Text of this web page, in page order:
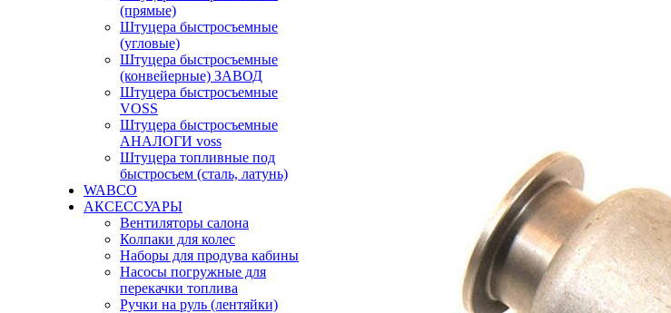
(прямые)
Штуцера быстросъемные
(угловые)
Штуцера быстросъемные
(конвейерные) ЗАВОД
Штуцера быстросъемные
VOSS
Штуцера быстросъемные
АНАЛОГИ voss
Штуцера топливные под
быстросъем (сталь, латунь)
WABCO
АКСЕССУАРЫ
Вентиляторы салона
Колпаки для колес
Наборы для продува кабины
Насосы погружные для
перекачки топлива
Ручки на руль (лентяйки)